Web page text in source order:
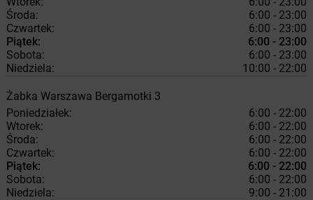
Środa:
6:00 - 23:00
Czwartek:
6:00 - 23:00
Piątek:
6:00 - 23:00
Sobota:
6:00 - 23:00
Niedziela:
10:00 - 22:00
Żabka Warszawa Bergamotki 3
Poniedziałek:
6:00 - 22:00
Wtorek:
6:00 - 22:00
Środa:
6:00 - 22:00
Czwartek:
6:00 - 22:00
Piątek:
6:00 - 22:00
Sobota:
6:00 - 22:00
Niedziela:
9:00 - 21:00